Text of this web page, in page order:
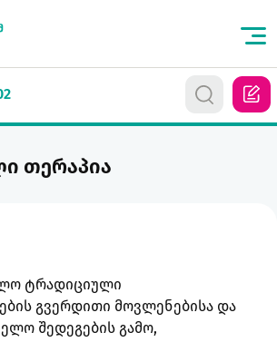
თერაპია
ტრადიციული
გვერდითი მოვლენებისა და
შედეგების გამო,